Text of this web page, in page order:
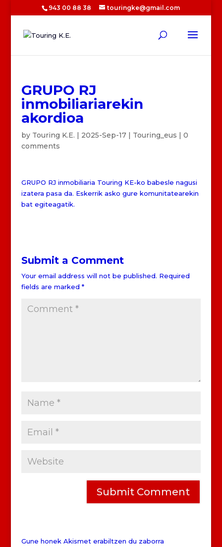
943 00 88 38 touringke@gmail.com
GRUPO RJ
inmobiliariarekin
akordioa
by Touring K.E. | 2025-Sep-17| Touring_eus | 0
comments
GRUPO RJ inmobiliaria Touring KE-ko babesle nagusi
izatera pasa da. Eskerrik asko gure komunitatearekin
bat egiteagatik.
Submit a Comment
Your email address will not be published. Required
fields are marked *
Gune honek Akismet erabiltzen du zaborra